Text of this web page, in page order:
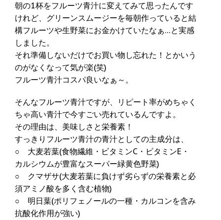
朝の1杯をフルーツ青汁に変えてみて思ったんです
けれど、グリーンスムージーを毎朝作っていると結
構フルーツや生野菜にお金かけていたなぁ…と実感
しました。
それ準備しないだけでお買い物し忘れた！とかいう
のがなくなって気が楽(笑)
フルーツ青汁コスパ良いなぁ～。
そんなフルーツ青汁ですが、リピート率がめちゃく
ちゃ高い青汁で今すごい売れているんですよ。
その理由は、美味しさと栄養素！
すっきりフルーツ青汁の青汁としての主成分は、
○ 大麦若葉(食物繊維・ビタミンC・ビタミンE・
カルシウムが豊富なスーパー緑黄色野菜)
○ クマザサ(大麦若葉に負けず劣らずの栄養素と必
須アミノ酸を多く含む植物)
○ 明日葉(ポリフェノールの一種・カルコンを含み
抗酸化作用が強い)